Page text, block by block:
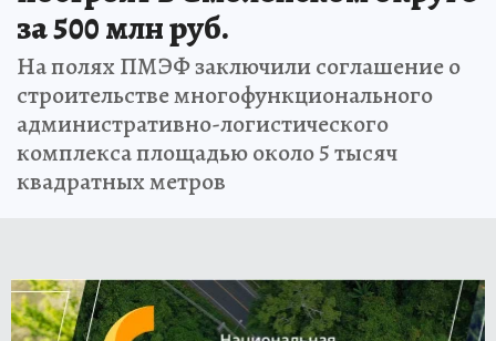
за 500 млн руб.
На полях ПМЭФ заключили соглашение о
строительстве многофункционального
административно-логистического
комплекса площадью около 5 тысяч
квадратных метров